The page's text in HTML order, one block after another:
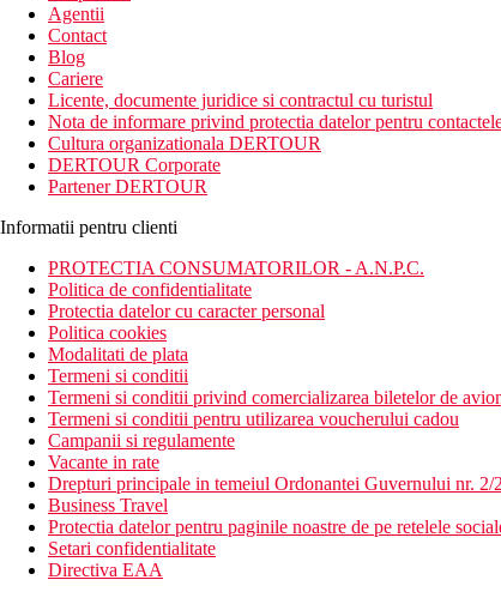
Agentii
Contact
Blog
Cariere
Licente, documente juridice si contractul cu turistul
Nota de informare privind protectia datelor pentru
Cultura organizationala DERTOUR
DERTOUR Corporate
Partener DERTOUR
Informatii pentru clienti
PROTECTIA CONSUMATORILOR - A.N.P.C.
Politica de confidentialitate
Protectia datelor cu caracter personal
Politica cookies
Modalitati de plata
Termeni si conditii
Termeni si conditii privind comercializarea biletelor de
Termeni si conditii pentru utilizarea voucherului cadou
Campanii si regulamente
Vacante in rate
Drepturi principale in temeiul Ordonantei Guvernului nr. 2/
Business Travel
Protectia datelor pentru paginile noastre de pe retelele
Setari confidentialitate
Directiva EAA